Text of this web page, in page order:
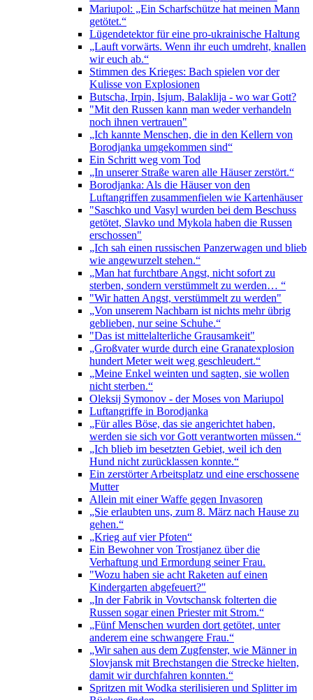
Mariupol: „Ein Scharfschütze hat meinen Mann
getötet.“
Lügendetektor für eine pro-ukrainische Haltung
„Lauft vorwärts. Wenn ihr euch umdreht, knallen
wir euch ab.“
Stimmen des Krieges: Bach spielen vor der
Kulisse von Explosionen
Butscha, Irpin, Isjum, Balaklija - wo war Gott?
"Mit den Russen kann man weder verhandeln
noch ihnen vertrauen"
„Ich kannte Menschen, die in den Kellern von
Borodjanka umgekommen sind“
Ein Schritt weg vom Tod
„In unserer Straße waren alle Häuser zerstört.“
Borodjanka: Als die Häuser von den
Luftangriffen zusammenfielen wie Kartenhäuser
"Saschko und Vasyl wurden bei dem Beschuss
getötet, Slavko und Mykola haben die Russen
erschossen"
„Ich sah einen russischen Panzerwagen und blieb
wie angewurzelt stehen.“
„Man hat furchtbare Angst, nicht sofort zu
sterben, sondern verstümmelt zu werden… “
"Wir hatten Angst, verstümmelt zu werden"
„Von unserem Nachbarn ist nichts mehr übrig
geblieben, nur seine Schuhe.“
"Das ist mittelalterliche Grausamkeit"
„Großvater wurde durch eine Granatexplosion
hundert Meter weit weg geschleudert.“
„Meine Enkel weinten und sagten, sie wollen
nicht sterben.“
Oleksij Symonov - der Moses von Mariupol
Luftangriffe in Borodjanka
„Für alles Böse, das sie angerichtet haben,
werden sie sich vor Gott verantworten müssen.“
„Ich blieb im besetzten Gebiet, weil ich den
Hund nicht zurücklassen konnte.“
Ein zerstörter Arbeitsplatz und eine erschossene
Mutter
Allein mit einer Waffe gegen Invasoren
„Sie erlaubten uns, zum 8. März nach Hause zu
gehen.“
„Krieg auf vier Pfoten“
Ein Bewohner von Trostjanez über die
Verhaftung und Ermordung seiner Frau.
"Wozu haben sie acht Raketen auf einen
Kindergarten abgefeuert?"
„In der Fabrik in Vovtschansk folterten die
Russen sogar einen Priester mit Strom.“
„Fünf Menschen wurden dort getötet, unter
anderem eine schwangere Frau.“
„Wir sahen aus dem Zugfenster, wie Männer in
Slovjansk mit Brechstangen die Strecke hielten,
damit wir durchfahren konnten.“
Spritzen mit Wodka sterilisieren und Splitter im